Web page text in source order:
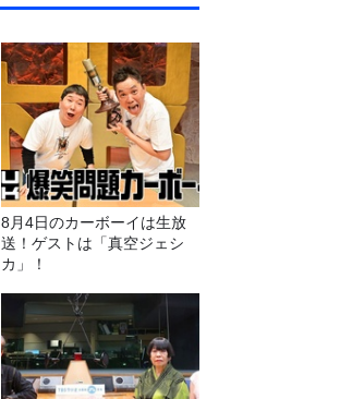
8月4日のカーボーイは生放
送！ゲストは「真空ジェシ
カ」！